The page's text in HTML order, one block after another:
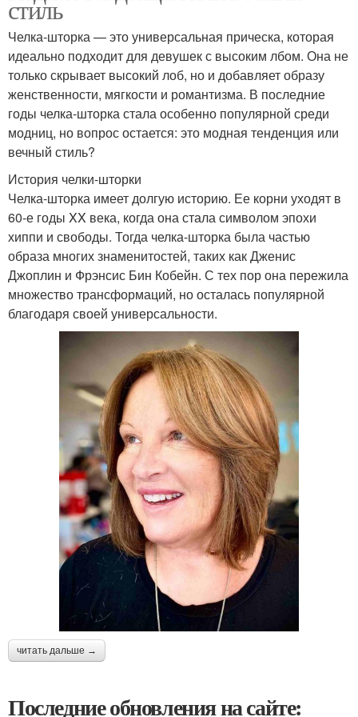
стиль
Челка-шторка — это универсальная прическа, которая
идеально подходит для девушек с высоким лбом. Она не
только скрывает высокий лоб, но и добавляет образу
женственности, мягкости и романтизма. В последние
годы челка-шторка стала особенно популярной среди
модниц, но вопрос остается: это модная тенденция или
вечный стиль?
История челки-шторки
Челка-шторка имеет долгую историю. Ее корни уходят в
60-е годы XX века, когда она стала символом эпохи
хиппи и свободы. Тогда челка-шторка была частью
образа многих знаменитостей, таких как Дженис
Джоплин и Фрэнсис Бин Кобейн. С тех пор она пережила
множество трансформаций, но осталась популярной
благодаря своей универсальности.
читать дальше →
Последние обновления на сайте: